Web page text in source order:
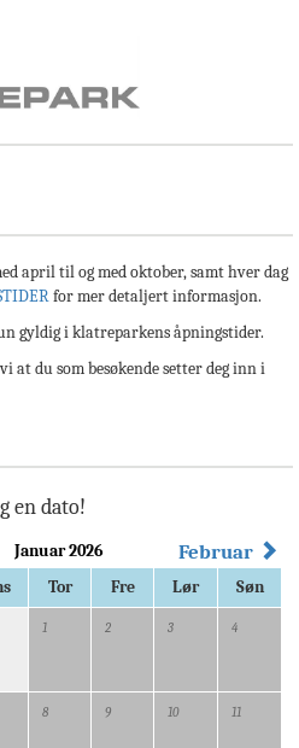
april til og med oktober, samt hver dag
for mer detaljert informasjon.
gyldig i klatreparkens åpningstider.
at du som besøkende setter deg inn i
en dato!
Januar 2026 Februar
Tor Fre Lør Søn
1 2 3 4
8 9 10 11